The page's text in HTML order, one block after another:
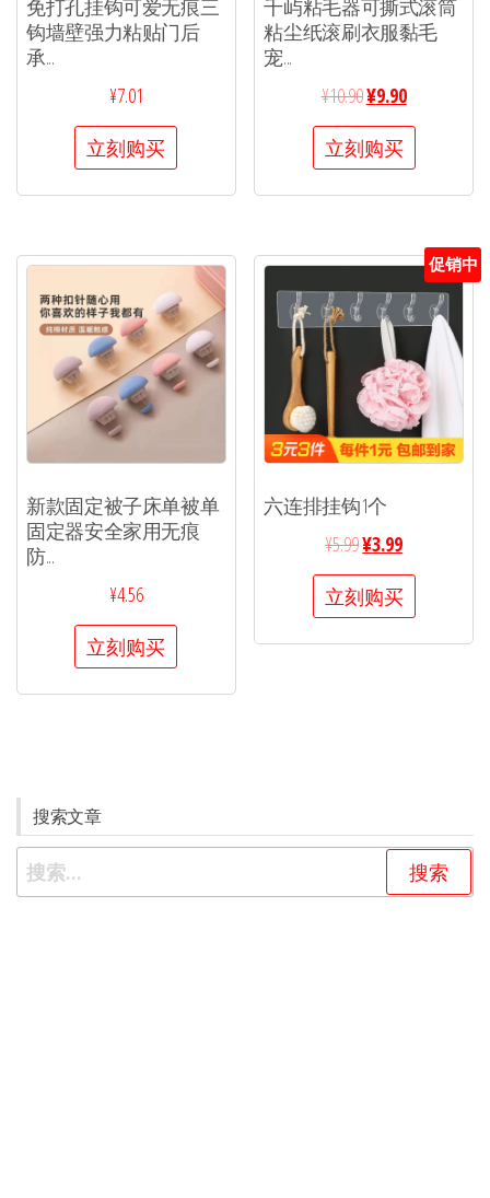
免打孔挂钩可爱无痕三
钩墙壁强力粘贴门后
承...
¥7.01
立刻购买
千屿粘毛器可撕式滚筒
粘尘纸滚刷衣服黏毛
宠...
¥10.90¥9.90
立刻购买
新款固定被子床单被单
固定器安全家用无痕
防...
¥4.56
立刻购买
促销中
六连排挂钩1个
¥5.99¥3.99
立刻购买
搜索文章